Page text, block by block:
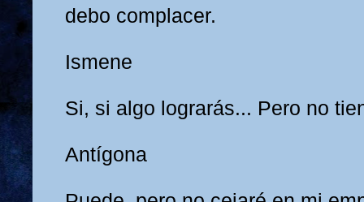
debo complacer.
Ismene
Si, si algo lograrás... Pero no
Antígona